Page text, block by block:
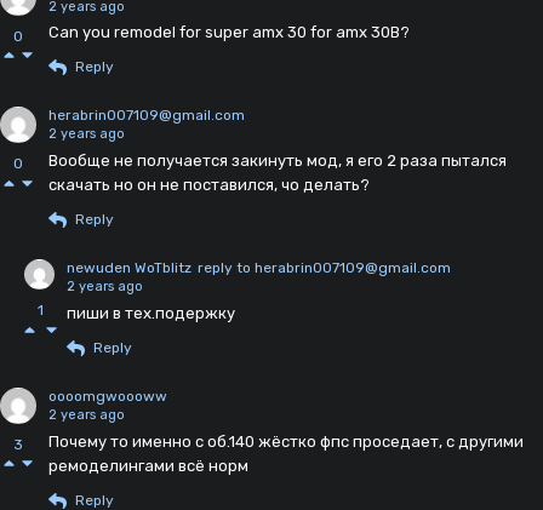
0
2 years ago
Can you remodel for super amx 30 for amx 30B?
Reply
0
herabrin007109@gmail.com
2 years ago
Вообще не получается закинуть мод, я его 2 раза пытался
скачать но он не поставился, чо делать?
Reply
1
newuden WoTblitz reply to herabrin007109@gmail.com
2 years ago
пиши в тех.подержку
Reply
3
oooomgwoooww
2 years ago
Почему то именно с об.140 жёстко фпс проседает, с другими
ремоделингами всё норм
Reply